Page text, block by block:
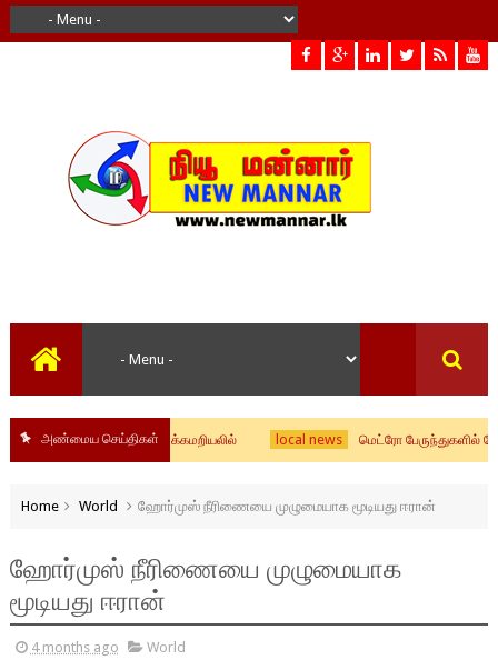
அண்மைய செய்திகள்
அகில விராஜ் விளக்கமறியலில் local news மெட்ரோ பேருந்துகளில்
Home World ஹோர்முஸ் நீரிணையை முழுமையாக மூடியது ஈரான்
ஹோர்முஸ் நீரிணையை முழுமையாக
மூடியது ஈரான்
4 months ago World